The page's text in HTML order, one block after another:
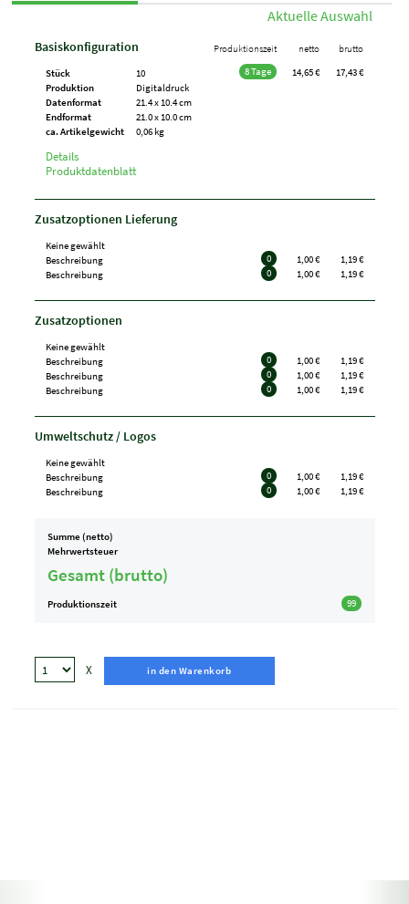
Aktuelle Auswahl
Basiskonfiguration Produktionszeit netto
brutto
Stück
10
Produktion
Digitaldruck
Datenformat
21.4 x 10.4 cm
Endformat
21.0 x 10.0 cm
ca. Artikelgewicht
0,06 kg
8 Tage 14,65 € 17,43 €
Details
Produktdatenblatt
Zusatzoptionen Lieferung
Keine gewählt
Beschreibung
0 1,00 €
1,19 €
Beschreibung
0 1,00 € 1,19 €
Zusatzoptionen
Keine gewählt
Beschreibung
0 1,00 €
1,19 €
Beschreibung
0 1,00 €
1,19 €
Beschreibung
0 1,00 € 1,19 €
Umweltschutz / Logos
Keine gewählt
Beschreibung
0 1,00 €
1,19 €
Beschreibung
0 1,00 € 1,19 €
Summe (netto)
Mehrwertsteuer
Gesamt (brutto)
Produktionszeit 99
X in den Warenkorb